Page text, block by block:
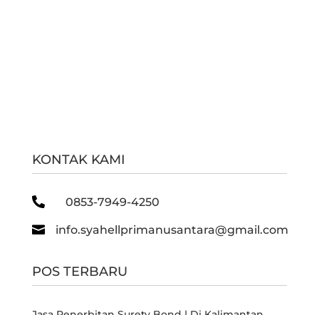
KONTAK KAMI
 0853-7949-4250
 info.syahellprimanusantara@gmail.com
POS TERBARU